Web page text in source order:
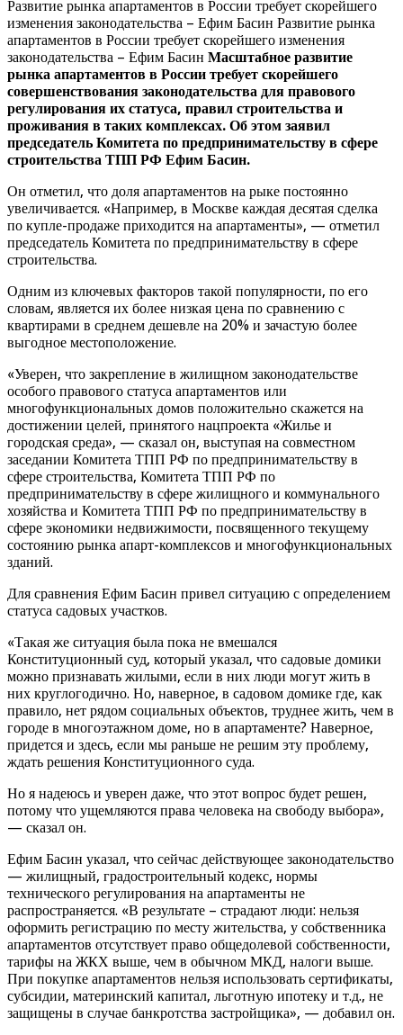
Развитие рынка апартаментов в России требует скорейшего
изменения законодательства – Ефим Басин Развитие рынка
апартаментов в России требует скорейшего изменения
законодательства – Ефим Басин Масштабное развитие
рынка апартаментов в России требует скорейшего
совершенствования законодательства для правового
регулирования их статуса, правил строительства и
проживания в таких комплексах. Об этом заявил
председатель Комитета по предпринимательству в сфере
строительства ТПП РФ Ефим Басин.
Он отметил, что доля апартаментов на рыке постоянно
увеличивается. «Например, в Москве каждая десятая сделка
по купле-продаже приходится на апартаменты», — отметил
председатель Комитета по предпринимательству в сфере
строительства.
Одним из ключевых факторов такой популярности, по его
словам, является их более низкая цена по сравнению с
квартирами в среднем дешевле на 20% и зачастую более
выгодное местоположение.
«Уверен, что закрепление в жилищном законодательстве
особого правового статуса апартаментов или
многофункциональных домов положительно скажется на
достижении целей, принятого нацпроекта «Жилье и
городская среда», — сказал он, выступая на совместном
заседании Комитета ТПП РФ по предпринимательству в
сфере строительства, Комитета ТПП РФ по
предпринимательству в сфере жилищного и коммунального
хозяйства и Комитета ТПП РФ по предпринимательству в
сфере экономики недвижимости, посвященного текущему
состоянию рынка апарт-комплексов и многофункциональных
зданий.
Для сравнения Ефим Басин привел ситуацию с определением
статуса садовых участков.
«Такая же ситуация была пока не вмешался
Конституционный суд, который указал, что садовые домики
можно признавать жилыми, если в них люди могут жить в
них круглогодично. Но, наверное, в садовом домике где, как
правило, нет рядом социальных объектов, труднее жить, чем в
городе в многоэтажном доме, но в апартаменте? Наверное,
придется и здесь, если мы раньше не решим эту проблему,
ждать решения Конституционного суда.
Но я надеюсь и уверен даже, что этот вопрос будет решен,
потому что ущемляются права человека на свободу выбора»,
— сказал он.
Ефим Басин указал, что сейчас действующее законодательство
— жилищный, градостроительный кодекс, нормы
технического регулирования на апартаменты не
распространяется. «В результате – страдают люди: нельзя
оформить регистрацию по месту жительства, у собственника
апартаментов отсутствует право общедолевой собственности,
тарифы на ЖКХ выше, чем в обычном МКД, налоги выше.
При покупке апартаментов нельзя использовать сертификаты,
субсидии, материнский капитал, льготную ипотеку и т.д., не
защищены в случае банкротства застройщика», — добавил он.